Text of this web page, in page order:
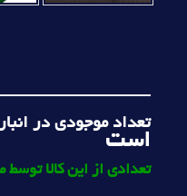
تعداد موجودی در
است
تعدادی از این کالا